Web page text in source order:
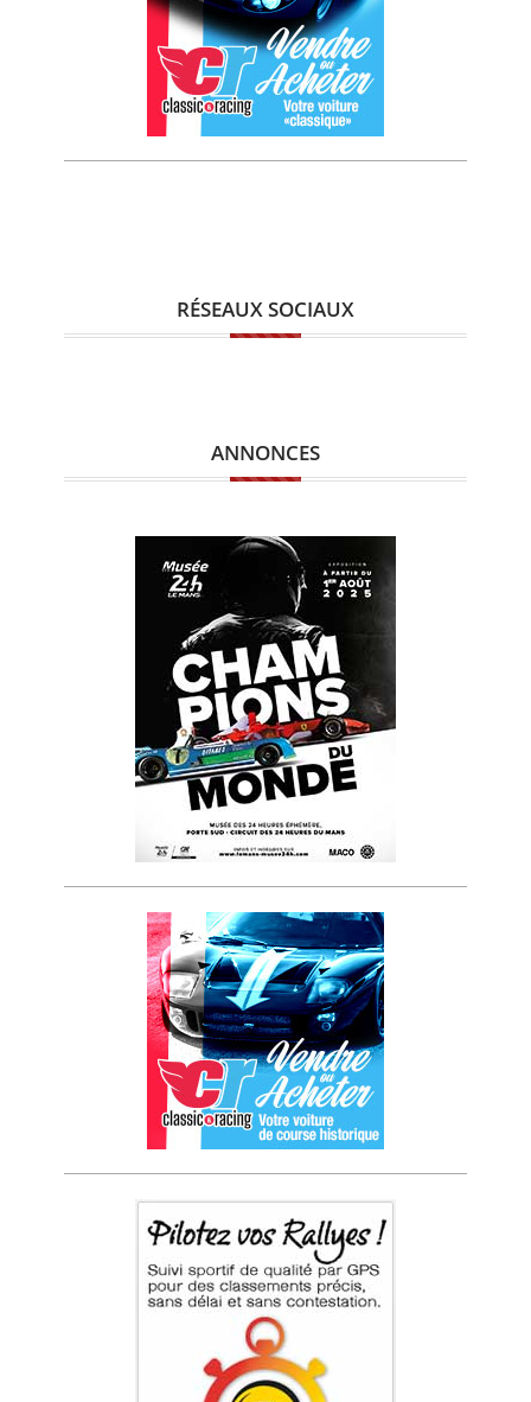
RÉSEAUX SOCIAUX
ANNONCES